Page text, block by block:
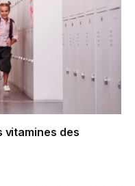
vitamines des